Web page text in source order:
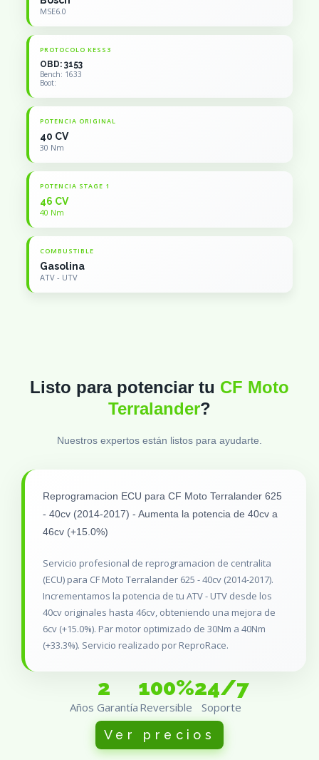
MSE6.0
PROTOCOLO KESS3
OBD: 3153
Bench: 1633
Boot:
POTENCIA ORIGINAL
40 CV
30 Nm
POTENCIA STAGE 1
46 CV
40 Nm
COMBUSTIBLE
Gasolina
ATV - UTV
Listo para potenciar tu CF Moto
Terralander?
Nuestros expertos están listos para ayudarte.
Reprogramacion ECU para CF Moto Terralander 625
- 40cv (2014-2017) - Aumenta la potencia de 40cv a
46cv (+15.0%)
Servicio profesional de reprogramacion de centralita
(ECU) para CF Moto Terralander 625 - 40cv (2014-2017).
Incrementamos la potencia de tu ATV - UTV desde los
40cv originales hasta 46cv, obteniendo una mejora de
6cv (+15.0%). Par motor optimizado de 30Nm a 40Nm
(+33.3%). Servicio realizado por ReproRace.
2
Años Garantía
100%
Reversible
24/7
Soporte
Ver precios